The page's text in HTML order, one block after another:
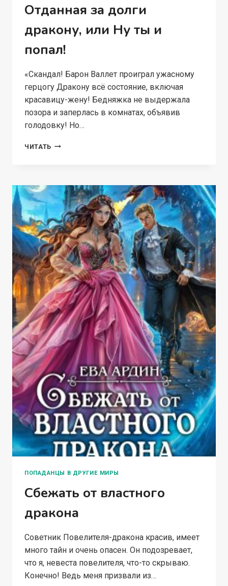
Отданная за долги
дракону, или Ну ты и
попал!
«Скандал! Барон Валлет проиграл ужасному
герцогу Дракону всё состояние, включая
красавицу-жену! Бедняжка не выдержала
позора и заперлась в комнатах, объявив
голодовку! Но…
ЧИТАТЬ ОТДАННАЯ
ИЛИ
НУ
ТЫ
И
ПОПАЛ!
ПОПАДАНЦЫ В ДРУГИЕ МИРЫ
Сбежать от властного
дракона
Советник Повелителя-дракона красив, имеет
много тайн и очень опасен. Он подозревает,
что я, невеста повелителя, что-то скрываю.
Конечно! Ведь меня призвали из…